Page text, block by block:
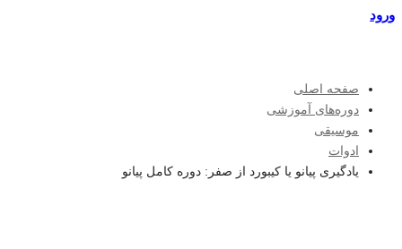
ورود
صفحه اصلی
دوره‌های آموزشی
موسیقی
ادوات
یادگیری پیانو یا کیبورد از صفر: دوره کامل پیانو